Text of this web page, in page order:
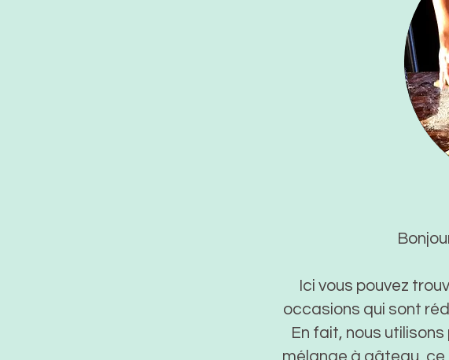
Ici vous pouvez
occasions qui sont
En fait, nous
mélange à gâteau, ce